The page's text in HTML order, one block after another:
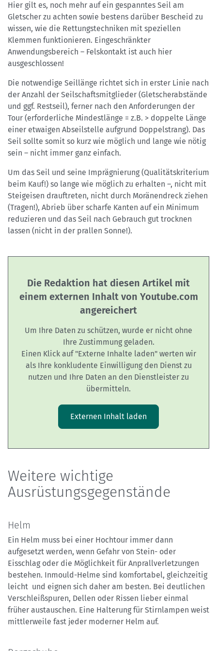
Hier gilt es, noch mehr auf ein gespanntes Seil am
Gletscher zu achten sowie bestens darüber Bescheid zu
wissen, wie die Rettungstechniken mit speziellen
Klemmen funktionieren. Eingeschränkter
Anwendungsbereich – Felskontakt ist auch hier
ausgeschlossen!
Die notwendige Seillänge richtet sich in erster Linie nach
der Anzahl der Seilschaftsmitglieder (Gletscherabstände
und ggf. Restseil), ferner nach den Anforderungen der
Tour (erforderliche Mindestlänge = z.B. > doppelte Länge
einer etwaigen Abseilstelle aufgrund Doppelstrang). Das
Seil sollte somit so kurz wie möglich und lange wie nötig
sein – nicht immer ganz einfach.
Um das Seil und seine Imprägnierung (Qualitätskriterium
beim Kauf!) so lange wie möglich zu erhalten –, nicht mit
Steigeisen drauftreten, nicht durch Moränendreck ziehen
(Tragen!), Abrieb über scharfe Kanten auf ein Minimum
reduzieren und das Seil nach Gebrauch gut trocknen
lassen (nicht in der prallen Sonne!).
Die Redaktion hat diesen Artikel mit
einem externen Inhalt von Youtube.com
angereichert
Um Ihre Daten zu schützen, wurde er nicht ohne
Ihre Zustimmung geladen.
Einen Klick auf "Externe Inhalte laden" werten wir
als Ihre konkludente Einwilligung den Dienst zu
nutzen und Ihre Daten an den Dienstleister zu
übermitteln.
Externen Inhalt laden
Weitere wichtige
Ausrüstungsgegenstände
Helm
Ein Helm muss bei einer Hochtour immer dann
aufgesetzt werden, wenn Gefahr von Stein- oder
Eisschlag oder die Möglichkeit für Anprallverletzungen
bestehen. Inmould-Helme sind komfortabel, gleichzeitig
leicht und eignen sich daher am besten. Bei deutlichen
Verschleißspuren, Dellen oder Rissen lieber einmal
früher austauschen. Eine Halterung für Stirnlampen weist
mittlerweile fast jeder moderner Helm auf.